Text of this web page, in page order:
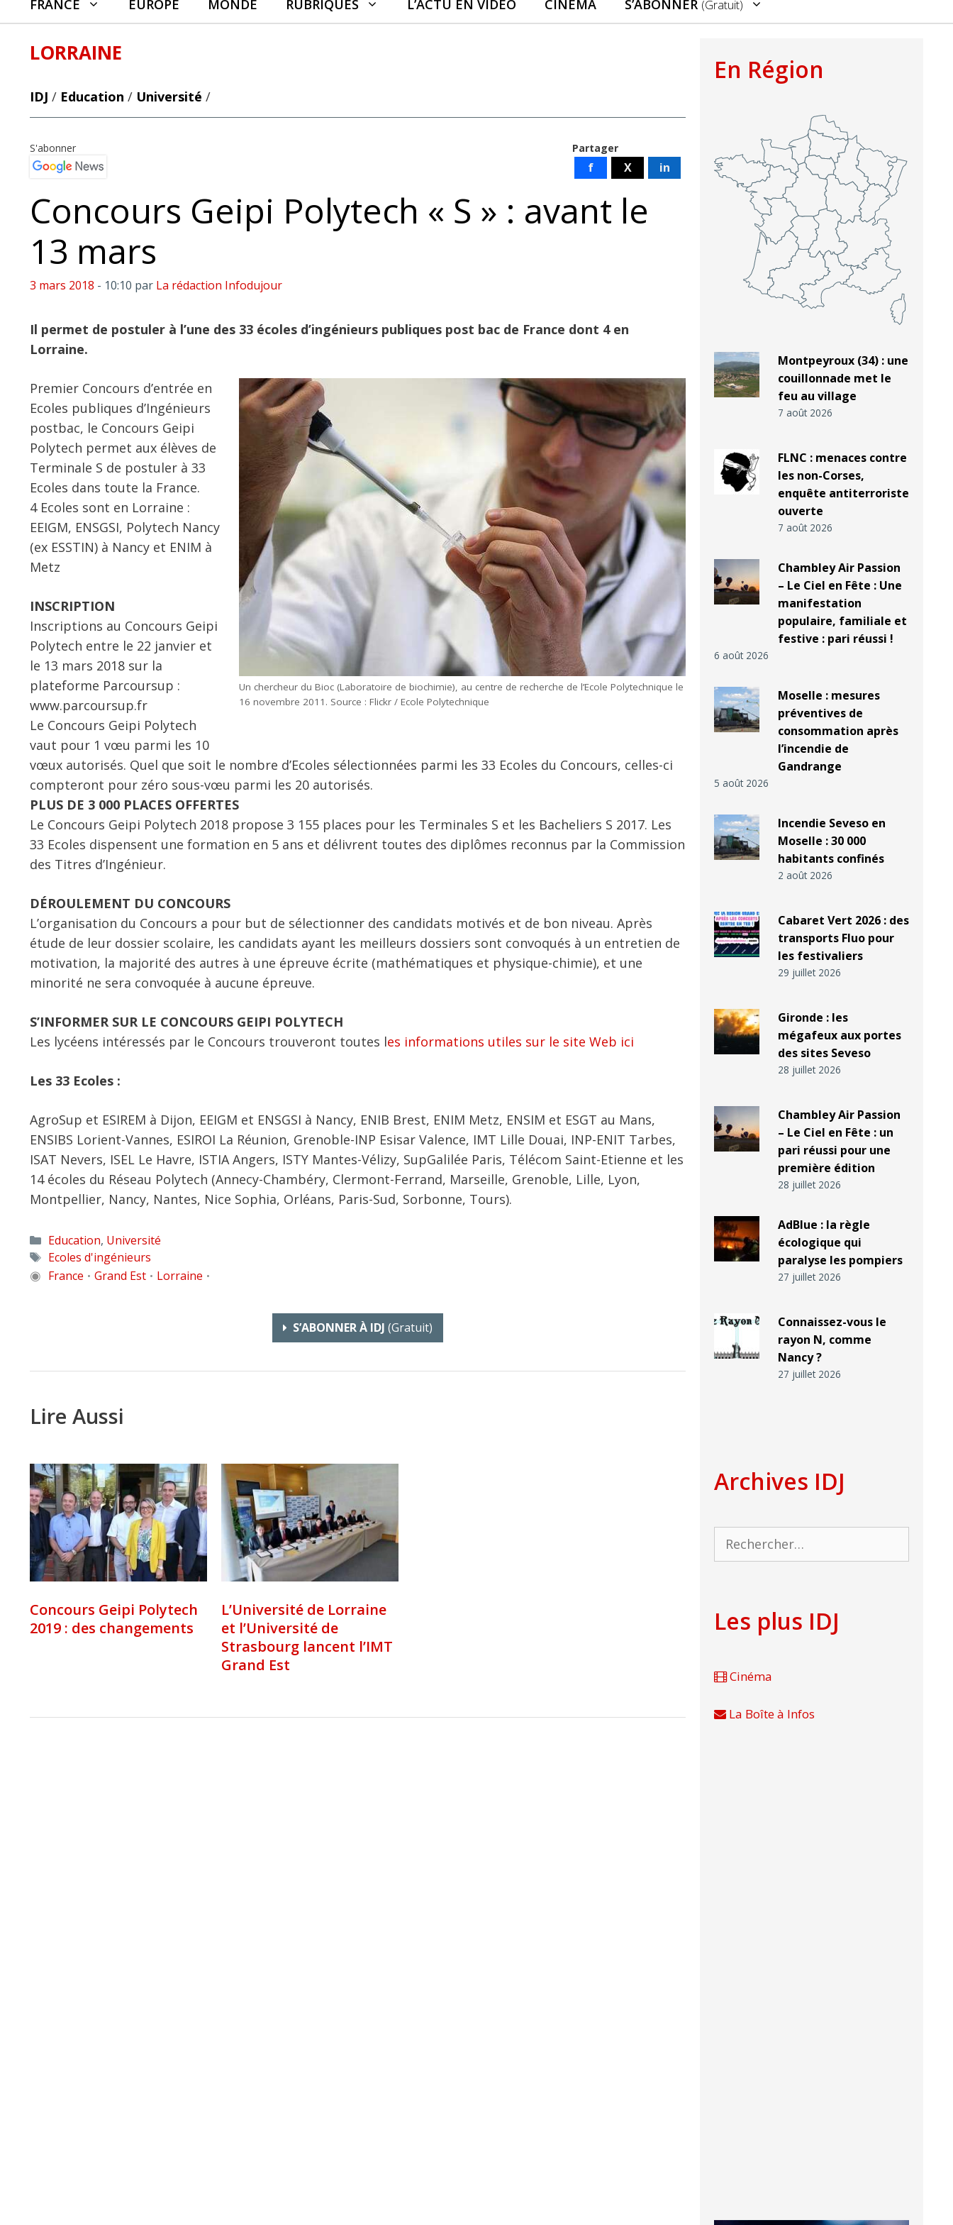
FRANCE EUROPE MONDE RUBRIQUES L’ACTU EN VIDÉO CINÉMA S’ABONNER (gratuit)
LORRAINE
IDJ / Education / Université /
Partager
f X in
S'abonner
Concours Geipi Polytech « S » : avant le
13 mars
3 mars 2018 - 10:10 par La rédaction Infodujour
Il permet de postuler à l’une des 33 écoles d’ingénieurs publiques post bac de France dont 4 en
Lorraine.
Un chercheur du Bioc (Laboratoire de biochimie), au centre de recherche de l’Ecole Polytechnique le
16 novembre 2011. Source : Flickr / Ecole Polytechnique
Premier Concours d’entrée en
Ecoles publiques d’Ingénieurs
postbac, le Concours Geipi
Polytech permet aux élèves de
Terminale S de postuler à 33
Ecoles dans toute la France.
4 Ecoles sont en Lorraine :
EEIGM, ENSGSI, Polytech Nancy
(ex ESSTIN) à Nancy et ENIM à
Metz
INSCRIPTION
Inscriptions au Concours Geipi
Polytech entre le 22 janvier et
le 13 mars 2018 sur la
plateforme Parcoursup :
www.parcoursup.fr
Le Concours Geipi Polytech
vaut pour 1 vœu parmi les 10
vœux autorisés. Quel que soit le nombre d’Ecoles sélectionnées parmi les 33 Ecoles du Concours, celles-ci
compteront pour zéro sous-vœu parmi les 20 autorisés.
PLUS DE 3 000 PLACES OFFERTES
Le Concours Geipi Polytech 2018 propose 3 155 places pour les Terminales S et les Bacheliers S 2017. Les
33 Ecoles dispensent une formation en 5 ans et délivrent toutes des diplômes reconnus par la Commission
des Titres d’Ingénieur.
DÉROULEMENT DU CONCOURS
L’organisation du Concours a pour but de sélectionner des candidats motivés et de bon niveau. Après
étude de leur dossier scolaire, les candidats ayant les meilleurs dossiers sont convoqués à un entretien de
motivation, la majorité des autres à une épreuve écrite (mathématiques et physique-chimie), et une
minorité ne sera convoquée à aucune épreuve.
S’INFORMER SUR LE CONCOURS GEIPI POLYTECH
Les lycéens intéressés par le Concours trouveront toutes les informations utiles sur le site Web ici
Les 33 Ecoles :
AgroSup et ESIREM à Dijon, EEIGM et ENSGSI à Nancy, ENIB Brest, ENIM Metz, ENSIM et ESGT au Mans,
ENSIBS Lorient-Vannes, ESIROI La Réunion, Grenoble-INP Esisar Valence, IMT Lille Douai, INP-ENIT Tarbes,
ISAT Nevers, ISEL Le Havre, ISTIA Angers, ISTY Mantes-Vélizy, SupGalilée Paris, Télécom Saint-Etienne et les
14 écoles du Réseau Polytech (Annecy-Chambéry, Clermont-Ferrand, Marseille, Grenoble, Lille, Lyon,
Montpellier, Nancy, Nantes, Nice Sophia, Orléans, Paris-Sud, Sorbonne, Tours).
Catégories
Education, Université
Étiquettes
Ecoles d'ingénieurs
◉ France • Grand Est • Lorraine •
S’ABONNER À IDJ (gratuit)
Lire Aussi
Concours Geipi Polytech
2019 : des changements
L’Université de Lorraine
et l’Université de
Strasbourg lancent l’IMT
Grand Est
En Région
Montpeyroux (34) : une
couillonnade met le
feu au village
7 août 2026
FLNC : menaces contre
les non-Corses,
enquête antiterroriste
ouverte
7 août 2026
Chambley Air Passion
– Le Ciel en Fête : Une
manifestation
populaire, familiale et
festive : pari réussi !
6 août 2026
Moselle : mesures
préventives de
consommation après
l’incendie de
Gandrange
5 août 2026
Incendie Seveso en
Moselle : 30 000
habitants confinés
2 août 2026
Cabaret Vert 2026 : des
transports Fluo pour
les festivaliers
29 juillet 2026
Gironde : les
mégafeux aux portes
des sites Seveso
28 juillet 2026
Chambley Air Passion
– Le Ciel en Fête : un
pari réussi pour une
première édition
28 juillet 2026
AdBlue : la règle
écologique qui
paralyse les pompiers
27 juillet 2026
Connaissez-vous le
rayon N, comme
Nancy ?
27 juillet 2026
Archives IDJ
Rechercher :
Les plus IDJ
Cinéma
La Boîte à Infos